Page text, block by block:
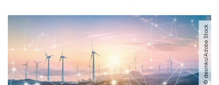
© desinko​/​Adobe Stock